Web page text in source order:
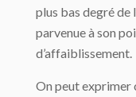
plus bas degré de
parvenue à son
d’affaiblissement.
On peut exprimer